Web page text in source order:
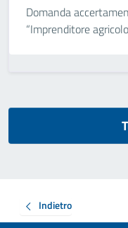
Domanda
“Imprenditore
Indietro